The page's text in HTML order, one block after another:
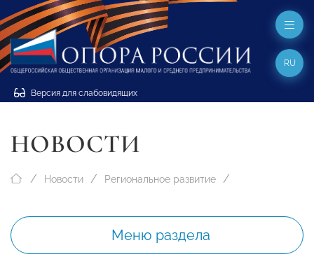
Версия для слабовидящих
RU
НОВОСТИ
Новости Региональное развитие
Меню раздела